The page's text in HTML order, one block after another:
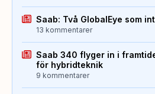
Saab: Två GlobalEye som
13 kommentarer
Saab 340 flyger in i
för hybridteknik
9 kommentarer